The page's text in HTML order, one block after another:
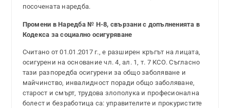
посочената наредба.
Промени в Наредба № Н-8, свързани с допълненията в
Кодекса за социално осигуряване
Считано от 01.01.2017 г., е разширен кръгът на лицата,
осигурени на основание чл. 4, ал. 1, т. 7 КСО. Съгласно
тази разпоредба осигурени за общо заболяване и
майчинство, инвалидност поради общо заболяване,
старост и смърт, трудова злополука и професионална
болест и безработица са: управителите и прокуристите